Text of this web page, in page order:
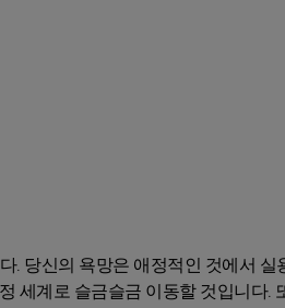
. 당신의 욕망은 애정적인 것에서
세계로 슬금슬금 이동할 것입니다.